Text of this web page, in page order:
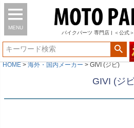
MENU
バイク パーツ 専門店 | ＜公式
HOME 海外・国内メーカー GIVI (ジビ)
GIVI (ジ